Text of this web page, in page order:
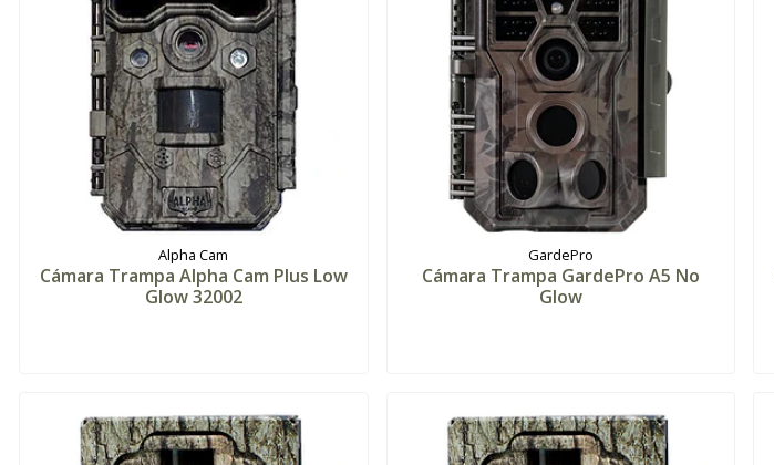
Alpha Cam
Cámara Trampa Alpha Cam Plus Low
Glow 32002
GardePro
Cámara Trampa GardePro A5 No
Glow